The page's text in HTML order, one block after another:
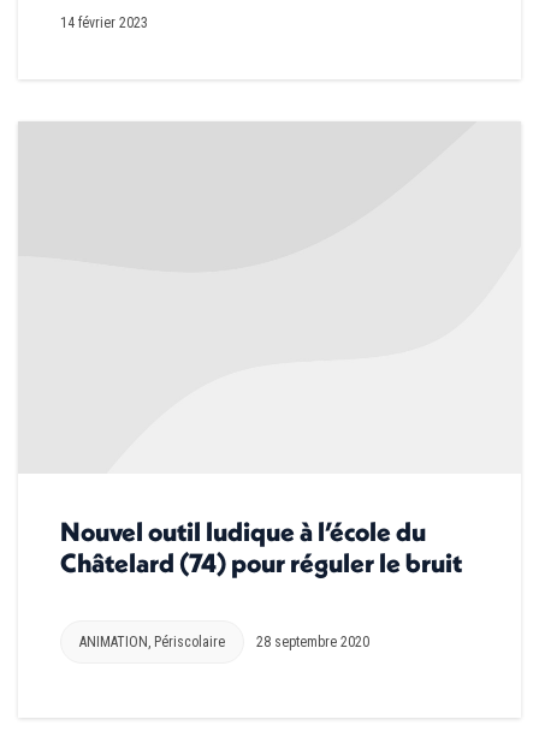
14 février 2023
Nouvel outil ludique à l’école du
Châtelard (74) pour réguler le bruit
ANIMATION Périscolaire 28 septembre 2020